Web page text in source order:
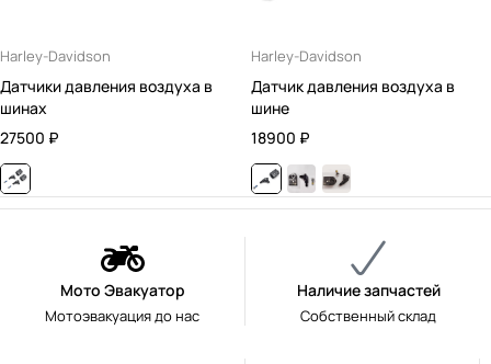
Harley-Davidson
Датчики давления воздуха в
шинах
27500 ₽
Harley-Davidson
Датчик давления воздуха в
шине
18900 ₽
Мото Эвакуатор
Мотоэвакуация до нас
Наличие запчастей
Собственный склад